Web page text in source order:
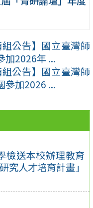
檢送本校辦理教育
究人才培育計畫」
組公告】國立臺灣師
加2026年 ...
組公告】國立臺灣師
參加2026 ...